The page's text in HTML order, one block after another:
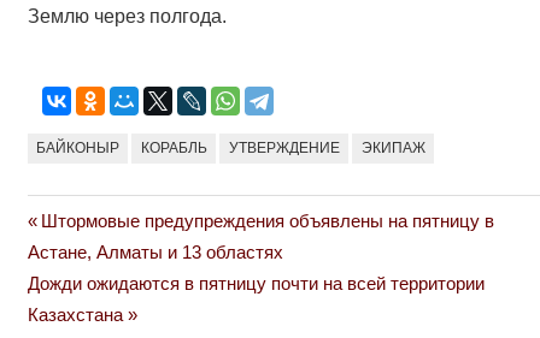
Землю через полгода.
БАЙКОНЫР КОРАБЛЬ УТВЕРЖДЕНИЕ ЭКИПАЖ
Навигация
по
записям
Previous
Post:
Штормовые предупреждения объявлены на пятницу в
Астане, Алматы и 13 областях
Next
Post:
Дожди ожидаются в пятницу почти на всей территории
Казахстана